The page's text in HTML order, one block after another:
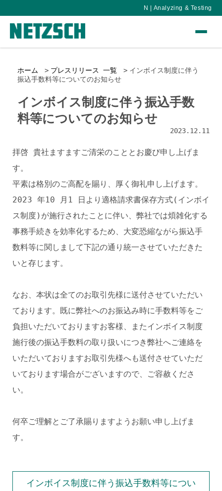
N | Analyzing & Testing
ホーム プレスリリース 一覧
インボイス制度に伴う
振込手数料等についてのお知らせ
インボイス制度に伴う振込手数
料等についてのお知らせ
2023.12.11
拝啓 貴社ますますご清栄のこととお慶び申し上げま
す。
平素は格別のご高配を賜り、厚く御礼申し上げます。
2023 年10 月1 日より適格請求書保存方式(インボイ
ス制度)が施行されたことに伴い、弊社では煩雑化する
事務手続きを効率化するため、大変恐縮ながら振込手
数料等に関しまして下記の通り統一させていただきた
いと存じます。
なお、本状は全てのお取引先様に送付させていただい
ております。既に弊社へのお振込み時に手数料等をご
負担いただいておりますお客様、またインボイス制度
施行後の振込手数料の取り扱いにつき弊社へご連絡を
いただいておりますお取引先様へも送付させていただ
いております場合がございますので、ご容赦くださ
い。
何卒ご理解とご了承賜りますようお願い申し上げま
す。
インボイス制度に伴う振込手数料等につい